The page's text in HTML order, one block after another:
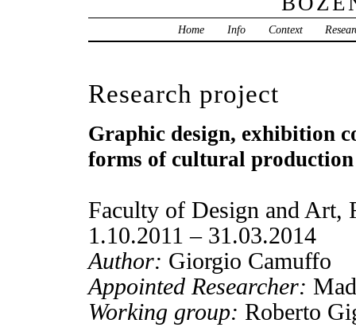
Home Info Context
Research project
Graphic design, exhibition
forms of cultural production
Faculty of Design and Art,
1.10.2011 – 31.03.2014
Author: Giorgio Camuffo
Appointed Researcher:
Working group: Roberto